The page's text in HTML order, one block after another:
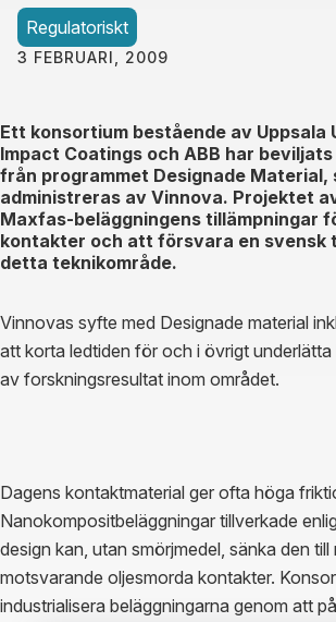
Regulatoriskt
3 FEBRUARI, 2009
Ett konsortium bestående av Uppsala
Impact Coatings och ABB har
från programmet Designade Material,
administreras av Vinnova. Projektet
Maxfas-beläggningens tillämpningar
kontakter och att försvara en svensk
detta teknikområde.
Vinnovas syfte med Designade material
att korta ledtiden för och i övrigt underlätta
av forskningsresultat inom området.
Dagens kontaktmaterial ger ofta höga
Nanokompositbeläggningar tillverkade
design kan, utan smörjmedel, sänka den till
motsvarande oljesmorda kontakter.
industrialisera beläggningarna genom att